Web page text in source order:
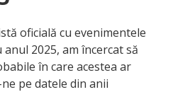
oficială cu evenimentele
2025, am încercat să
în care acestea ar
pe datele din anii